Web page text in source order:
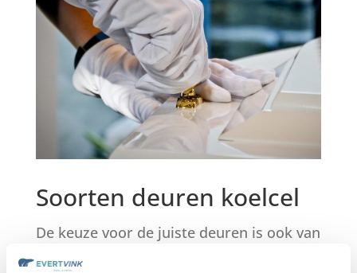
Soorten deuren koelcel
De keuze voor de juiste deuren is ook van
wezenlijk belang. Deuren die vaak